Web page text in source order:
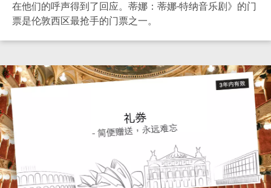
在他们的呼声得到了回应。蒂娜：蒂娜-特纳音乐剧》的门
票是伦敦西区最抢手的门票之一。